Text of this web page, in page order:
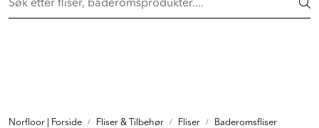
Skip to main contentFlisheller fra 149,- pr. stk! Shop her >
Norfloor | Forside Fliser & Tilbehør Fliser
Baderomsfliser